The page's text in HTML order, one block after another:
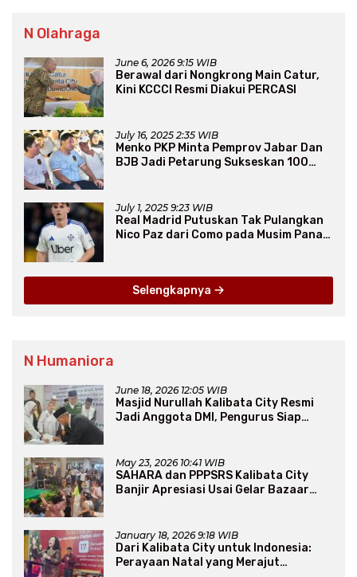
N Olahraga
June 6, 2026 9:15 WIB
Berawal dari Nongkrong Main Catur,
Kini KCCCI Resmi Diakui PERCASI
July 16, 2025 2:35 WIB
Menko PKP Minta Pemprov Jabar Dan
BJB Jadi Petarung Sukseskan 100
July 1, 2025 9:23 WIB
Real Madrid Putuskan Tak Pulangkan
Nico Paz dari Como pada Musim Panas
Selengkapnya
N Humaniora
June 18, 2026 12:05 WIB
Masjid Nurullah Kalibata City Resmi
Jadi Anggota DMI, Pengurus Siap
May 23, 2026 10:41 WIB
SAHARA dan PPPSRS Kalibata City
Banjir Apresiasi Usai Gelar Bazaar
January 18, 2026 9:18 WIB
Dari Kalibata City untuk Indonesia:
Perayaan Natal yang Merajut